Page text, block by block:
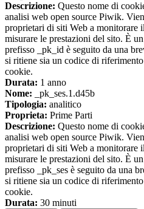
Descrizione: Questo nome di
analisi web open source Piwik.
proprietari di siti Web a monitorare
misurare le prestazioni del sito. È
prefisso _pk_id è seguito da una
si ritiene sia un codice di
cookie.
Durata: 1 anno
Nome: _pk_ses.1.d45b
Tipologia: analitico
Proprieta: Prime Parti
Descrizione: Questo nome di
analisi web open source Piwik.
proprietari di siti Web a monitorare
misurare le prestazioni del sito. È
prefisso _pk_ses è seguito da una
si ritiene sia un codice di
cookie.
Durata: 30 minuti